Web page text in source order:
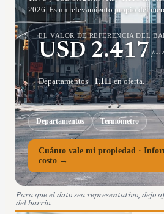
2026. Es un relevamiento propio del
EL VALOR DE REFERENCIA DEL
USD2.417/m²
Departamentos· 1.111en oferta.
Departamentos Termómetro
Cuánto vale mi propiedad ·
costo →
Para que el dato sea representativo, dejo
del barrio.